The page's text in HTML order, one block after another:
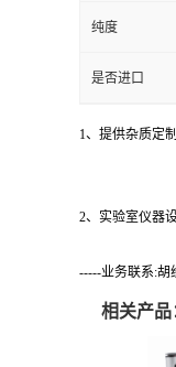
纯度
是否进口
1、提供杂质定
2、实验室仪器
-----业务联系:胡
相关产品